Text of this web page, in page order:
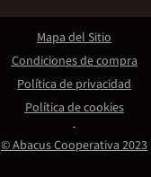
© Abacus Cooperativa 2023
Mapa del Sitio
Condiciones de compra
Política de privacidad
Política de cookies